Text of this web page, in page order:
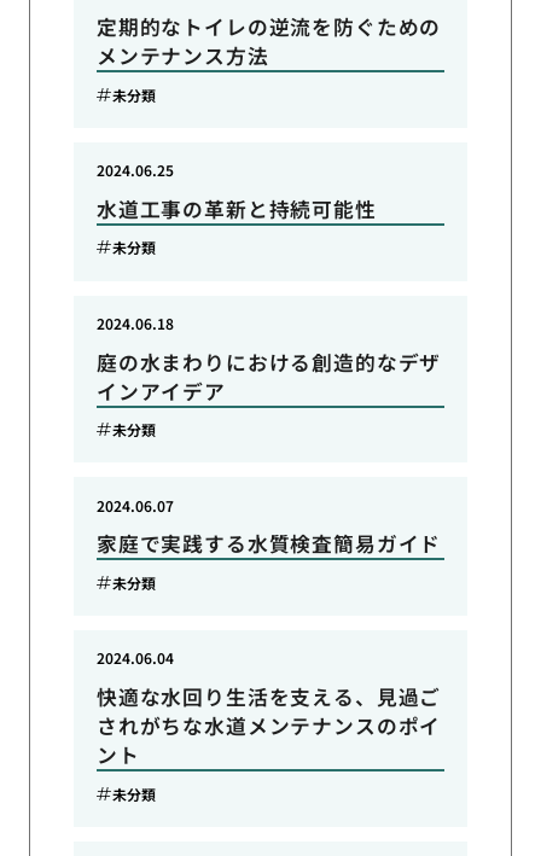
定期的なトイレの逆流を防ぐための
メンテナンス方法
未分類
水道工事の革新と持続可能性
2024.06.25
未分類
庭の水まわりにおける創造的なデザ
インアイデア
2024.06.18
未分類
家庭で実践する水質検査簡易ガイド
2024.06.07
未分類
快適な水回り生活を支える、見過ご
されがちな水道メンテナンスのポイ
ント
2024.06.04
未分類